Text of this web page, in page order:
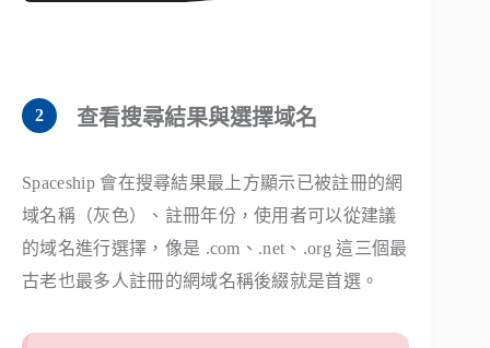
查看搜尋結果與選擇域名
Spaceship 會在搜尋結果最上方顯示已被註冊的網
域名稱（灰色）、註冊年份，使用者可以從建議
的域名進行選擇，像是 .com、.net、.org 這三個最
古老也最多人註冊的網域名稱後綴就是首選。